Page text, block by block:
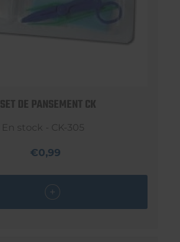
SET DE PANSEMENT CK
En stock - CK-305
€0,99